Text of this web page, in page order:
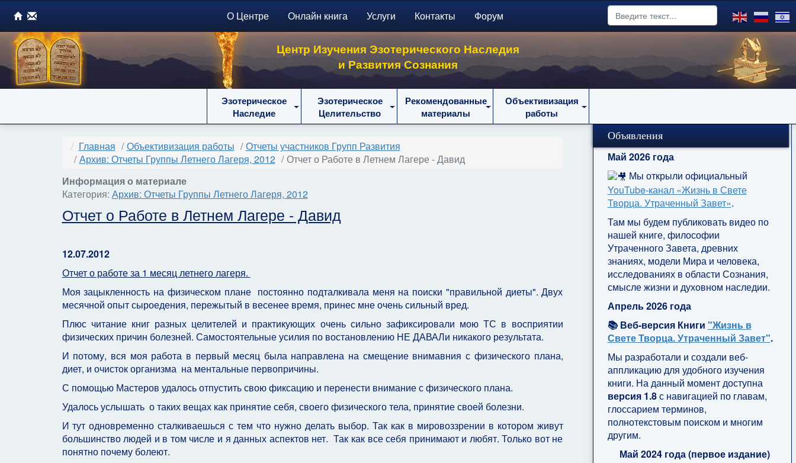
О Центре Онлайн книга Услуги Контакты Форум
Центр Изучения Эзотерического Наследия
и Развития Сознания
Эзотерическое
Наследие
Эзотерическое
Целительство
Рекомендованные
материалы
Объективизация
работы
Главная Объективизация работы
Отчеты участников Групп Развития
Архив: Отчеты Группы Летнего Лагеря, 2012
Отчет о Работе в Летнем Лагере - Давид
Информация о материале
Категория: Архив: Отчеты Группы Летнего Лагеря, 2012
Отчет о Работе в Летнем Лагере - Давид
12.07.2012
Отчет о работе за 1 месяц летнего лагеря.
Моя зацыкленность на физическом плане постоянно подталкивала меня на поиски "правильной диеты". Двух
месячной опыт сыроедения, пережытый в весенее время, принес мне очень сильный вред.
Плюс читание книг разных целителей и практикующих очень сильно зафиксировали мою ТС в восприятии
физических причин болезней. Самостоятельные усилия по востановлению НЕ ДАВАЛи никакого результата.
И потому, вся моя работа в первый месяц была направлена на смещение внимавния с физического плана,
диет, и очисток организма на ментальные первопричины.
С помощью Мастеров удалось отпустить свою фиксацию и перенести внимание с физического плана.
Удалось услышать о таких вещах как принятие себя, своего физического тела, принятие своей болезни.
И тут одновременно сталкиваешься с тем что нужно делать выбор. Так как в мировоззрении в котором живут
большинство людей и в том числе и я данных аспектов нет. Так как все себя принимают и любят. Только вот не
понятно почему болеют.
Объявления
Май 2026 года
Мы открыли официальный
YouTube‑канал «Жизнь в Свете
Творца. Утраченный Завет».
Там мы будем публиковать видео по
нашей книге, философии
Утраченного Завета, древних
знаниях, модели Мира и человека,
исследованиях в области Сознания,
смысле жизни и духовном наследии.
Апрель 2026 года
📚 Веб-версия Книги "Жизнь в
Свете Творца. Утраченный Завет".
Мы разработали и создали веб-
аппликацию для удобного изучения
книги. На данный момент доступна
версия 1.8с навигацией по главам,
глоссарием терминов,
полнотекстовым поиском и многим
другим.
Май 2024 года (первое издание)